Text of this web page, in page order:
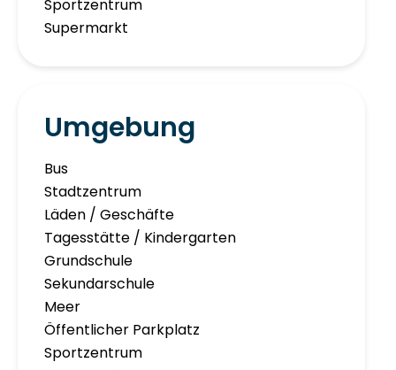
Sportzentrum
Supermarkt
Umgebung
Bus
Stadtzentrum
Läden / Geschäfte
Tagesstätte / Kindergarten
Grundschule
Sekundarschule
Meer
Öffentlicher Parkplatz
Sportzentrum